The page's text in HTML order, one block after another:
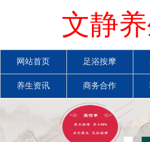
文静
网站首页 足浴按摩
养生资讯 商务合作